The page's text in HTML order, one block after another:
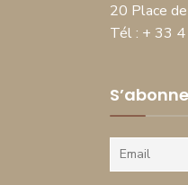
20 Place
Tél : + 33